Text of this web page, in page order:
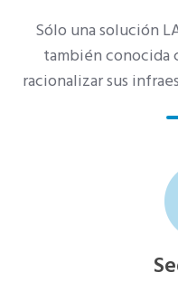
Sólo una solución
también conocida
racionalizar sus